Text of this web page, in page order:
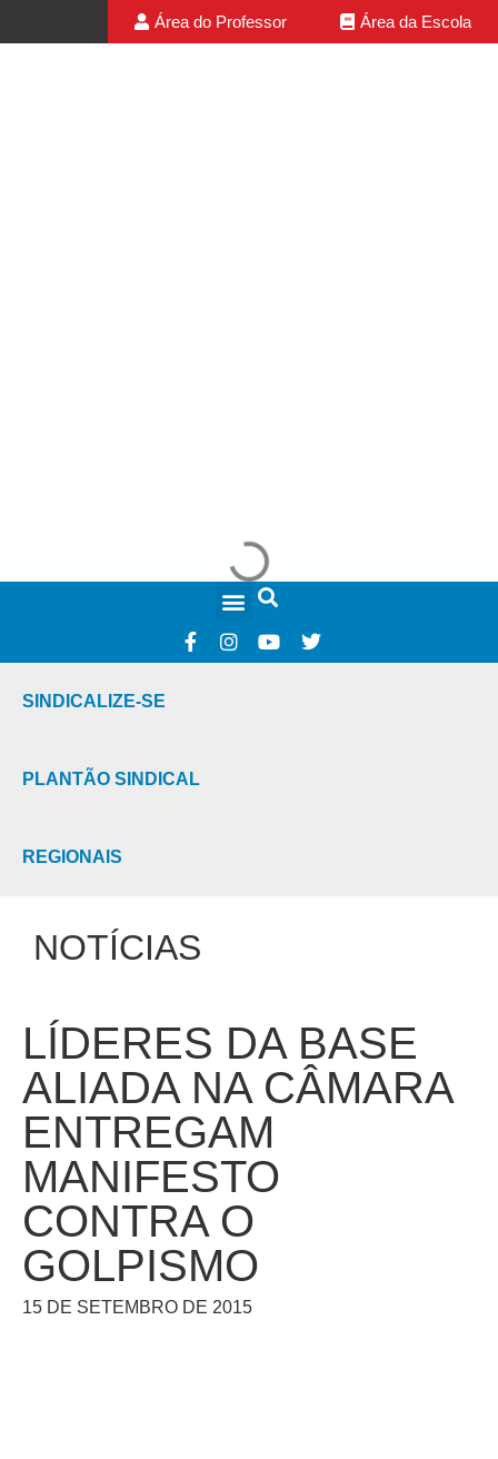
Área do Professor Área da Escola
SINDICALIZE-SE
PLANTÃO SINDICAL
REGIONAIS
NOTÍCIAS
LÍDERES DA BASE
ALIADA NA CÂMARA
ENTREGAM
MANIFESTO
CONTRA O
GOLPISMO
15 DE SETEMBRO DE 2015